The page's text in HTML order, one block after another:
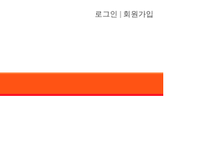
로그인 회원가입